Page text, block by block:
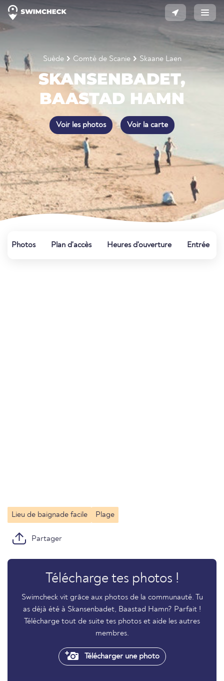
Suède Comté de Scanie Skaane Laen
SKANSENBADET,
BAASTAD HAMN
Voir les photos Voir la carte
Photos Plan d'accès Heures d'ouverture Entrée
Lieu de baignade facile Plage
Partager
Télécharge tes photos !
Swimcheck vit grâce aux photos de la communauté. Tu
as déjà été à Skansenbadet, Baastad Hamn? Parfait !
Télécharge tout de suite tes photos et aide les autres
membres.
Télécharger une photo